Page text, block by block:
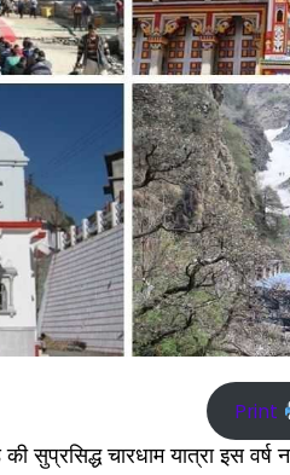
Print
सुप्रसिद्ध चारधाम यात्रा इस